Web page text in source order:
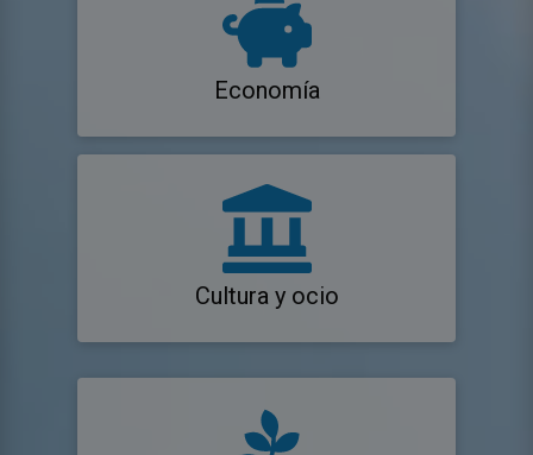
Economía
Cultura y ocio